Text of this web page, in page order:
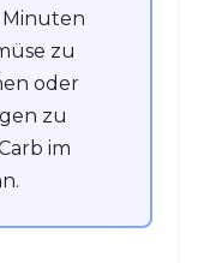
Minuten
zu
oder
zu
im